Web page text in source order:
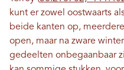
kunt er zowel oostwaarts
beide kanten op,
open, maar na zware
gedeelten onbegaanbaar